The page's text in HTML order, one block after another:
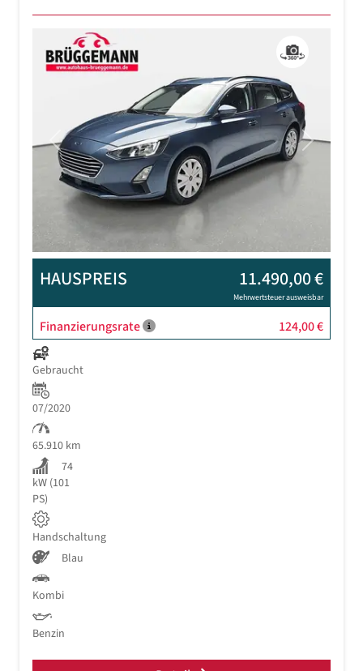
Previous Next
HAUSPREIS 11.490,00 €
Mehrwertsteuer ausweisbar
Finanzierungsrate 124,00 €
Gebraucht
07/2020
65.910 km
74
kW (101
PS)
Handschaltung
Blau
Kombi
Benzin